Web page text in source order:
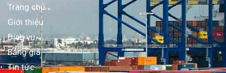
Trang chủ
Giới thiệu
Dịch vụ
Bảng giá
Tin tức